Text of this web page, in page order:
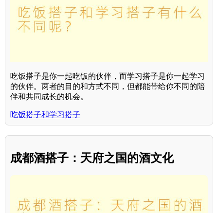
吃饭搭子是你一起吃饭的伙伴，而学习搭子是你一起学习
的伙伴。两者的目的和方式不同，但都能带给你不同的陪
伴和共同成长的机会。
吃饭搭子和学习搭子
成都酒搭子：天府之国的酒文化